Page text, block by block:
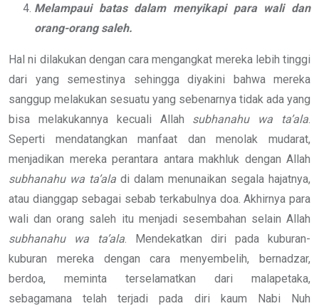
Melampaui batas dalam menyikapi para wali dan
orang-orang saleh.
Hal ni dilakukan dengan cara mengangkat mereka lebih tinggi
dari yang semestinya sehingga diyakini bahwa mereka
sanggup melakukan sesuatu yang sebenarnya tidak ada yang
bisa melakukannya kecuali Allah subhanahu wa ta’ala.
Seperti mendatangkan manfaat dan menolak mudarat,
menjadikan mereka perantara antara makhluk dengan Allah
subhanahu wa ta’ala di dalam menunaikan segala hajatnya,
atau dianggap sebagai sebab terkabulnya doa. Akhirnya para
wali dan orang saleh itu menjadi sesembahan selain Allah
subhanahu wa ta’ala. Mendekatkan diri pada kuburan-
kuburan mereka dengan cara menyembelih, bernadzar,
berdoa, meminta terselamatkan dari malapetaka,
sebagamana telah terjadi pada diri kaum Nabi Nuh